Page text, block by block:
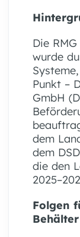
Die
wurde
Punkt –
GmbH
dem
dem
die den
Folgen
Behälter